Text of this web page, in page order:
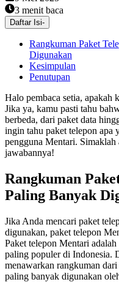
3 menit baca
Daftar Isi-
Rangkuman Paket
Digunakan
Kesimpulan
Penutupan
Halo pembaca setia, apakah
Jika ya, kamu pasti tahu
berbeda, dari paket data
ingin tahu paket telepon apa
pengguna Mentari.
jawabannya!
Rangkuman
Paling Banyak
Jika Anda mencari paket
digunakan, paket telepon
Paket telepon Mentari
paling populer di Indonesia.
menawarkan rangkuman
paling banyak digunakan